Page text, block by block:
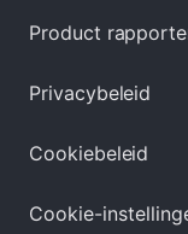
Product
Privacybeleid
Cookiebeleid
Cookie-